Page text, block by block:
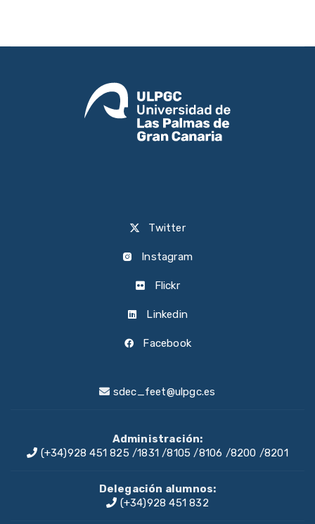
Twitter
Instagram
Flickr
Linkedin
Facebook
sdec_feet@ulpgc.es
Administración:
(+34)928 451 825 /1831/8105 /8106 /8200 /8201
Delegación alumnos:
(+34)928 451 832